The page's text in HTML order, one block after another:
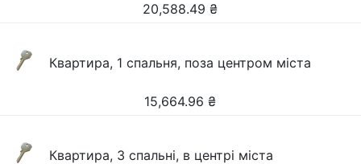
20,588.49 ₴
Квартира, 1 спальня, поза центром міста
15,664.96 ₴
Квартира, 3 спальні, в центрі міста